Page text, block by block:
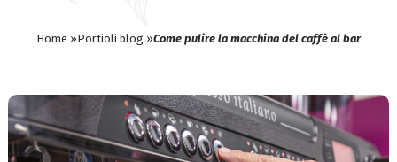
Home »Portioli blog »Come pulire la macchina del caffè al bar